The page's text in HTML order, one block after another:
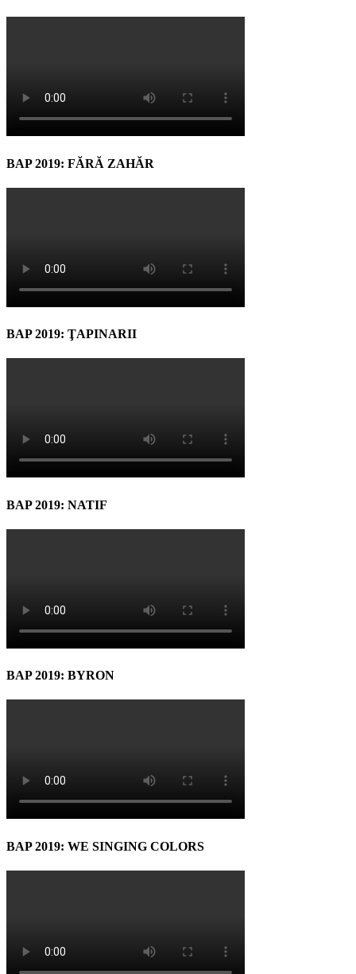
BAP 2019: FĂRĂ ZAHĂR
BAP 2019: ŢAPINARII
BAP 2019: NATIF
BAP 2019: BYRON
BAP 2019: WE SINGING COLORS